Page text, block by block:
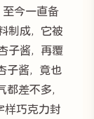
至今一直备
制成，它被
子酱，再覆
子酱，竟也
差不多，
样巧克力封